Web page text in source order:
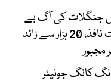
جنگلات کی آگ بے
قابو، ہنگامی حالت نافذ، 20 ہزار سے زائد
مجبور
کانگ جونیئر